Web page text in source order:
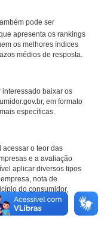
pode ser
apresenta os rankings
os melhores índices
médios de resposta.
interessado baixar os
em formato
específicas.
acessar o teor das
e a avaliação
aplicar diversos tipos
nota de
do consumidor,